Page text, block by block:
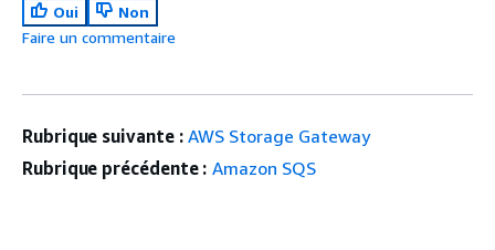
Oui
Non
Faire un commentaire
Rubrique suivante : AWS Storage Gateway
Rubrique précédente : Amazon SQS